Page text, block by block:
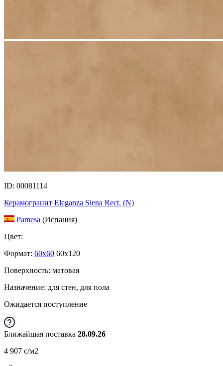
ID: 00081114
Керамогранит Eleganza Siena Rect. (N)
Pamesa (Испания)
Цвет:
Формат: 60x60 60x120
Поверхность: матовая
Назначение: для стен, для пола
Ожидается поступление
Ближайшая поставка 28.09.26
4 907 c/м2